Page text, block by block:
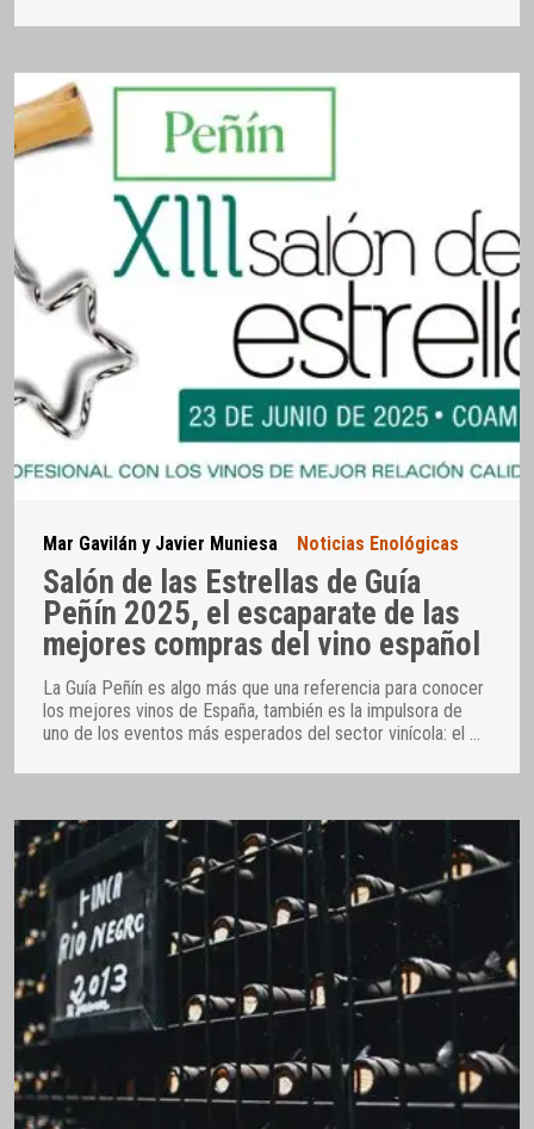
Mar Gavilán y Javier Muniesa Noticias Enológicas
Salón de las Estrellas de Guía
Peñín 2025, el escaparate de las
mejores compras del vino español
La Guía Peñín es algo más que una referencia para conocer
los mejores vinos de España, también es la impulsora de
uno de los eventos más esperados del sector vinícola: el …